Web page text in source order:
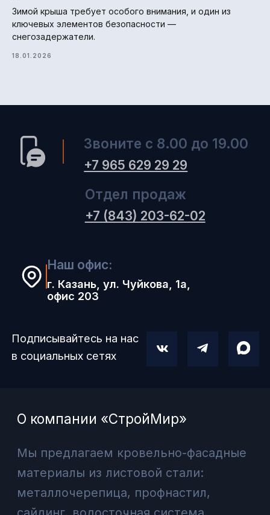
Зимой крыша требует особого внимания, и один из
ключевых элементов безопасности —
снегозадержатели.
18.01.2026